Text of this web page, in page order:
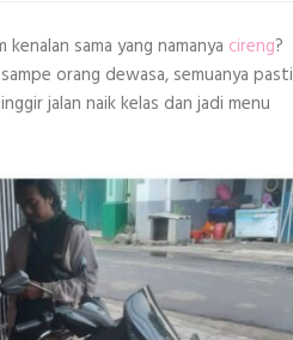
sama yang namanya cireng?
orang dewasa, semuanya pasti
jalan naik kelas dan jadi menu